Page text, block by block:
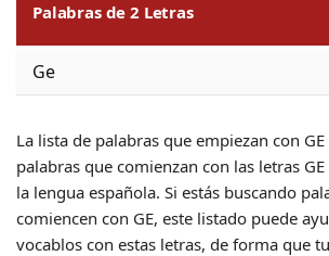
Palabras de 2 Letras
Ge
La lista de palabras que empiezan con
palabras que comienzan con las letras
la lengua española. Si estás buscando
comiencen con GE, este listado puede
vocablos con estas letras, de forma que